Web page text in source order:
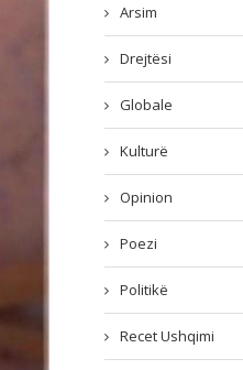
Arsim
Drejtësi
Globale
Kulturë
Opinion
Poezi
Politikë
Recet Ushqimi